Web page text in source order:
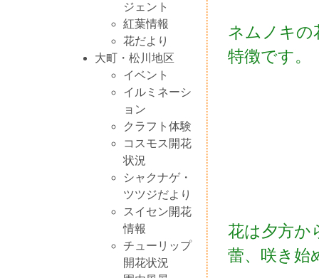
ジェント
紅葉情報
花だより
大町・松川地区
イベント
イルミネーシ
ョン
クラフト体験
コスモス開花
状況
シャクナゲ・
ツツジだより
スイセン開花
情報
チューリップ
開花状況
ネムノキの
特徴です。
花は夕方か
蕾、咲き始